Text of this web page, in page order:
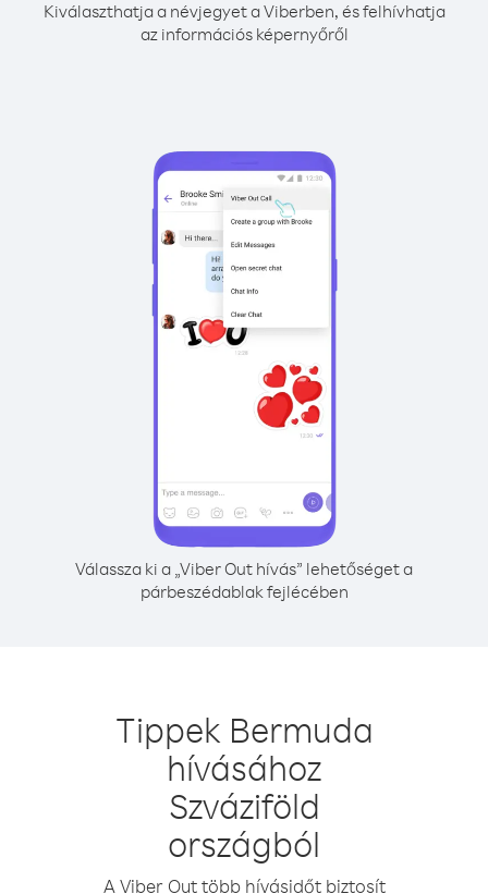
Kiválaszthatja a névjegyet a Viberben, és felhívhatja
az információs képernyőről
Válassza ki a „Viber Out hívás” lehetőséget a
párbeszédablak fejlécében
Tippek Bermuda
hívásához
Szváziföld
országból
A Viber Out több hívásidőt biztosít